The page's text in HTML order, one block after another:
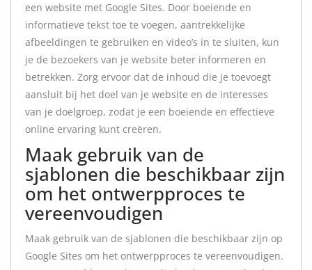
een website met Google Sites. Door boeiende en
informatieve tekst toe te voegen, aantrekkelijke
afbeeldingen te gebruiken en video’s in te sluiten, kun
je de bezoekers van je website beter informeren en
betrekken. Zorg ervoor dat de inhoud die je toevoegt
aansluit bij het doel van je website en de interesses
van je doelgroep, zodat je een boeiende en effectieve
online ervaring kunt creëren.
Maak gebruik van de
sjablonen die beschikbaar zijn
om het ontwerpproces te
vereenvoudigen
Maak gebruik van de sjablonen die beschikbaar zijn op
Google Sites om het ontwerpproces te vereenvoudigen.